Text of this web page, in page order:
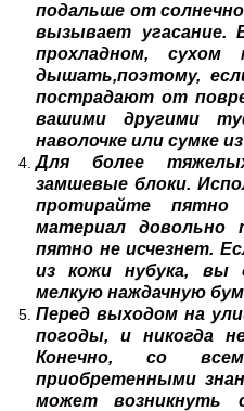
подальше от
вызывает угасание.
прохладном,
дышать,поэтому,
пострадают от
вашими другими
наволочке или сумке
Для более
замшевые блоки.
протирайте пятно
материал довольно
пятно не исчезнет.
из кожи нубука, вы
мелкую наждачную
Перед выходом на
погоды, и никогда
Конечно, со
приобретенными
может возникнуть